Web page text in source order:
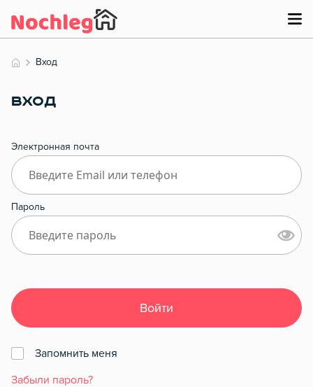
Вход
ВХОД
Электронная почта
Пароль
Войти
Запомнить меня
Забыли пароль?